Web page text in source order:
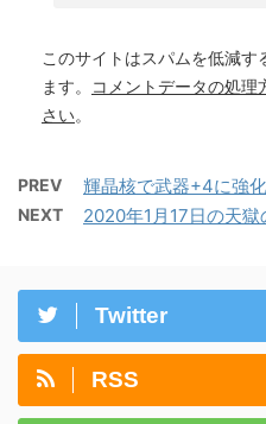
このサイトはスパムを低減
ます。
コメントデータの処
さい。
PREV 輝晶核で武器+4に強
NEXT 2020年1月17日の天
Twitter
RSS